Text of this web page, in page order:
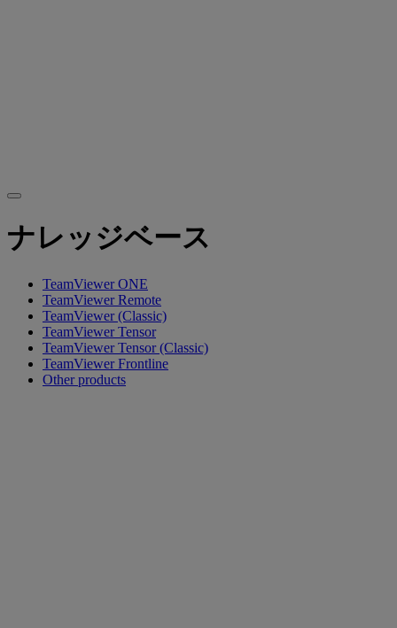
ナレッジベース
TeamViewer ONE
TeamViewer Remote
TeamViewer (Classic)
TeamViewer Tensor
TeamViewer Tensor (Classic)
TeamViewer Frontline
Other products